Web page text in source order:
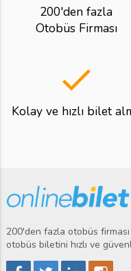
200'den fazla
Otobüs Firması
done
Kolay ve hızlı bilet
200'den fazla otobüs
otobüs biletini hızlı ve